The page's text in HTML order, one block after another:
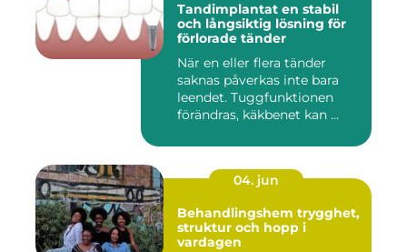
Tandimplantat en stabil
och långsiktig lösning för
förlorade tänder
När en eller flera tänder
saknas påverkas inte bara
leendet. Tuggfunktionen
förändras, käkbenet kan ...
04. jun
Behandlingshem trygghet,
struktur och hopp i
vardagen